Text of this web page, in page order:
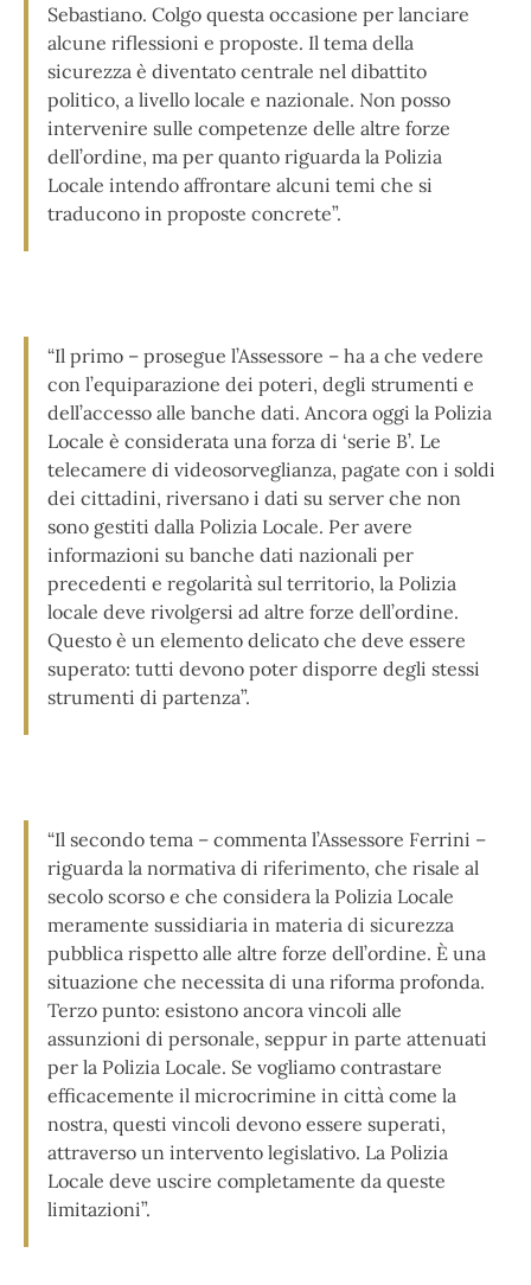
Sebastiano. Colgo questa occasione per lanciare
alcune riflessioni e proposte. Il tema della
sicurezza è diventato centrale nel dibattito
politico, a livello locale e nazionale. Non posso
intervenire sulle competenze delle altre forze
dell’ordine, ma per quanto riguarda la Polizia
Locale intendo affrontare alcuni temi che si
traducono in proposte concrete”.
“Il primo – prosegue l’Assessore – ha a che vedere
con l’equiparazione dei poteri, degli strumenti e
dell’accesso alle banche dati. Ancora oggi la Polizia
Locale è considerata una forza di ‘serie B’. Le
telecamere di videosorveglianza, pagate con i soldi
dei cittadini, riversano i dati su server che non
sono gestiti dalla Polizia Locale. Per avere
informazioni su banche dati nazionali per
precedenti e regolarità sul territorio, la Polizia
locale deve rivolgersi ad altre forze dell’ordine.
Questo è un elemento delicato che deve essere
superato: tutti devono poter disporre degli stessi
strumenti di partenza”.
“Il secondo tema – commenta l’Assessore Ferrini –
riguarda la normativa di riferimento, che risale al
secolo scorso e che considera la Polizia Locale
meramente sussidiaria in materia di sicurezza
pubblica rispetto alle altre forze dell’ordine. È una
situazione che necessita di una riforma profonda.
Terzo punto: esistono ancora vincoli alle
assunzioni di personale, seppur in parte attenuati
per la Polizia Locale. Se vogliamo contrastare
efficacemente il microcrimine in città come la
nostra, questi vincoli devono essere superati,
attraverso un intervento legislativo. La Polizia
Locale deve uscire completamente da queste
limitazioni”.